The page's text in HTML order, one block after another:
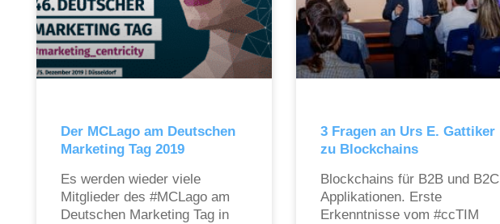
Der MCLago am Deutschen
Marketing Tag 2019
Es werden wieder viele
Mitglieder des #MCLago am
Deutschen Marketing Tag in
3 Fragen an Urs E. Gattiker
zu Blockchains
Blockchains für B2B und B2C
Applikationen. Erste
Erkenntnisse vom #ccTIM